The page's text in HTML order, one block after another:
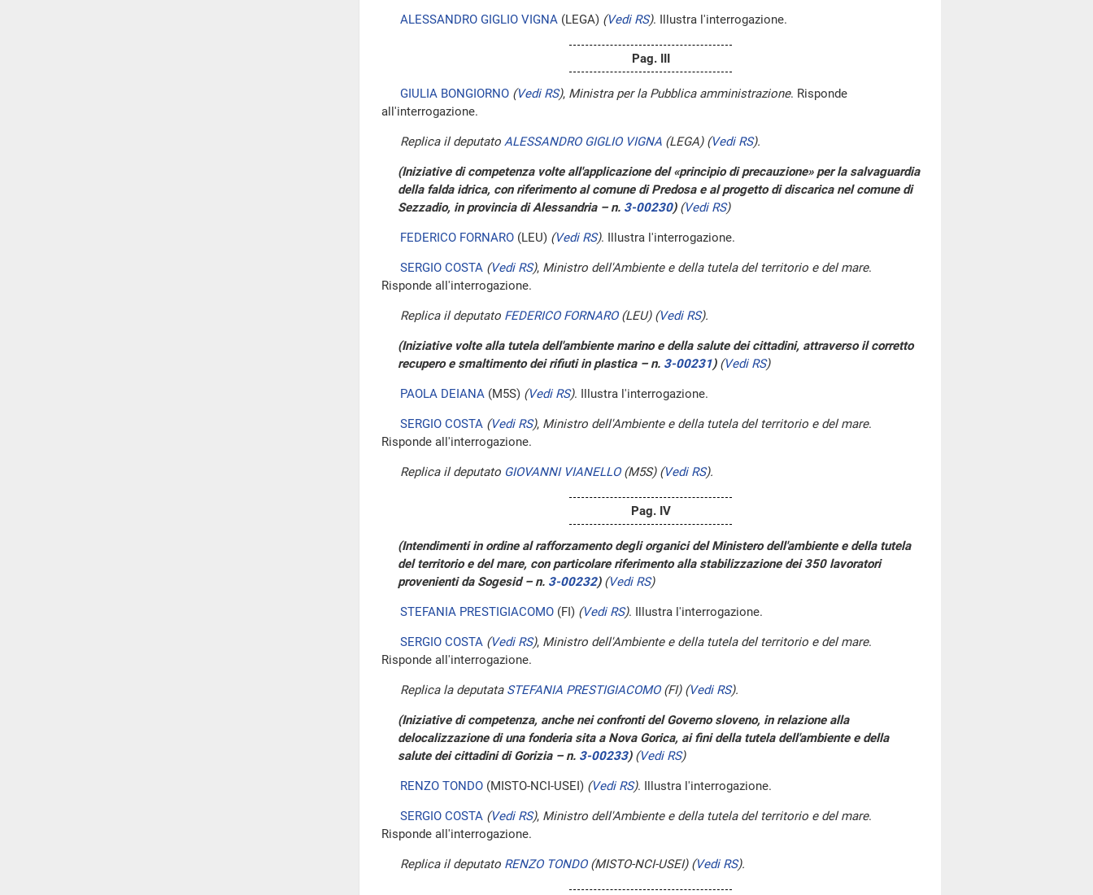
ALESSANDRO GIGLIO VIGNA (LEGA) (Vedi RS). Illustra l'interrogazione.
Pag. III
GIULIA BONGIORNO (Vedi RS), Ministra per la Pubblica amministrazione. Risponde
all'interrogazione.
Replica il deputato ALESSANDRO GIGLIO VIGNA (LEGA) (Vedi RS).
(Iniziative di competenza volte all'applicazione del «principio di precauzione» per la salvaguardia
della falda idrica, con riferimento al comune di Predosa e al progetto di discarica nel comune di
Sezzadio, in provincia di Alessandria – n. 3-00230) (Vedi RS)
FEDERICO FORNARO (LEU) (Vedi RS). Illustra l'interrogazione.
SERGIO COSTA (Vedi RS), Ministro dell'Ambiente e della tutela del territorio e del mare.
Risponde all'interrogazione.
Replica il deputato FEDERICO FORNARO(LEU) (Vedi RS).
(Iniziative volte alla tutela dell'ambiente marino e della salute dei cittadini, attraverso il corretto
recupero e smaltimento dei rifiuti in plastica – n. 3-00231) (Vedi RS)
PAOLA DEIANA (M5S) (Vedi RS). Illustra l'interrogazione.
SERGIO COSTA (Vedi RS), Ministro dell'Ambiente e della tutela del territorio e del mare.
Risponde all'interrogazione.
Replica il deputato GIOVANNI VIANELLO(M5S) (Vedi RS).
Pag. IV
(Intendimenti in ordine al rafforzamento degli organici del Ministero dell'ambiente e della tutela
del territorio e del mare, con particolare riferimento alla stabilizzazione dei 350 lavoratori
provenienti da Sogesid – n. 3-00232) (Vedi RS)
STEFANIA PRESTIGIACOMO (FI) (Vedi RS). Illustra l'interrogazione.
SERGIO COSTA (Vedi RS), Ministro dell'Ambiente e della tutela del territorio e del mare.
Risponde all'interrogazione.
Replica la deputata STEFANIA PRESTIGIACOMO(FI) (Vedi RS).
(Iniziative di competenza, anche nei confronti del Governo sloveno, in relazione alla
delocalizzazione di una fonderia sita a Nova Gorica, ai fini della tutela dell'ambiente e della
salute dei cittadini di Gorizia – n. 3-00233) (Vedi RS)
RENZO TONDO (MISTO-NCI-USEI) (Vedi RS). Illustra l'interrogazione.
SERGIO COSTA (Vedi RS), Ministro dell'Ambiente e della tutela del territorio e del mare.
Risponde all'interrogazione.
Replica il deputato RENZO TONDO(MISTO-NCI-USEI) (Vedi RS).